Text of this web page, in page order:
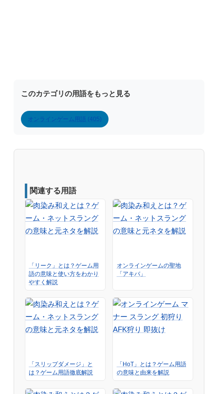
このカテゴリの用語をもっと見る
オンラインゲーム用語 (405)
関連する用語
「リーク」とは？ゲーム用
語の意味と使い方をわかり
やすく解説
オンラインゲームの聖地
「アキバ」
「スリップダメージ」と
は？ゲーム用語徹底解説
「HoT」とは？ゲーム用語
の意味と由来を解説